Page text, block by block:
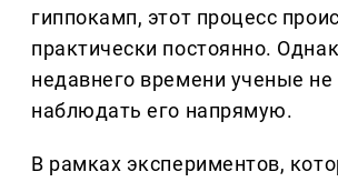
гиппокамп, этот процесс
практически постоянно.
недавнего времени ученые не
наблюдать его напрямую.
В рамках экспериментов,